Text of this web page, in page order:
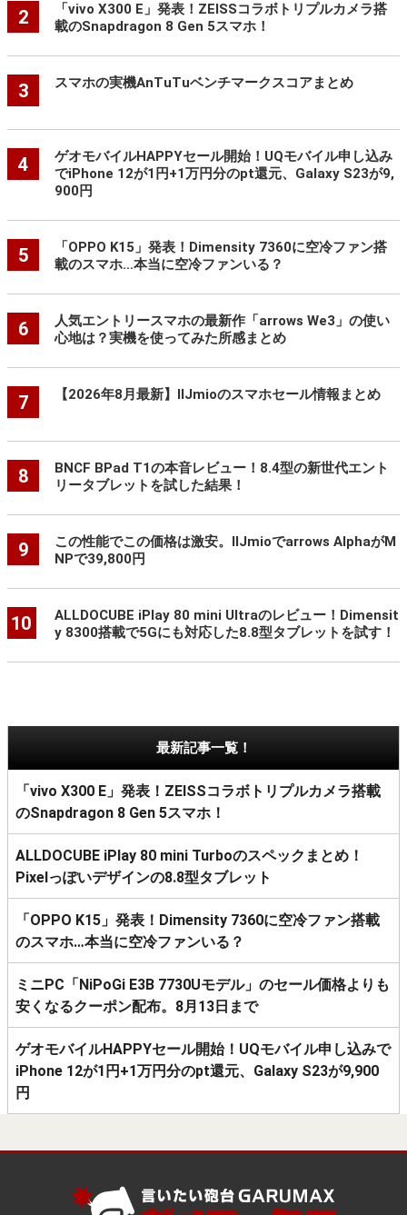
2
「vivo X300 E」発表！ZEISSコラボトリプルカメラ搭
載のSnapdragon 8 Gen 5スマホ！
3 スマホの実機AnTuTuベンチマークスコアまとめ
4
ゲオモバイルHAPPYセール開始！UQモバイル申し込み
でiPhone 12が1円+1万円分のpt還元、Galaxy S23が9,
900円
5
「OPPO K15」発表！Dimensity 7360に空冷ファン搭
載のスマホ…本当に空冷ファンいる？
6
人気エントリースマホの最新作「arrows We3」の使い
心地は？実機を使ってみた所感まとめ
7 【2026年8月最新】IIJmioのスマホセール情報まとめ
8
BNCF BPad T1の本音レビュー！8.4型の新世代エント
リータブレットを試した結果！
9
この性能でこの価格は激安。IIJmioでarrows AlphaがM
NPで39,800円
10
ALLDOCUBE iPlay 80 mini Ultraのレビュー！Dimensit
y 8300搭載で5Gにも対応した8.8型タブレットを試す！
最新記事一覧！
「vivo X300 E」発表！ZEISSコラボトリプルカメラ搭載
のSnapdragon 8 Gen 5スマホ！
ALLDOCUBE iPlay 80 mini Turboのスペックまとめ！
Pixelっぽいデザインの8.8型タブレット
「OPPO K15」発表！Dimensity 7360に空冷ファン搭載
のスマホ…本当に空冷ファンいる？
ミニPC「NiPoGi E3B 7730Uモデル」のセール価格よりも
安くなるクーポン配布。8月13日まで
ゲオモバイルHAPPYセール開始！UQモバイル申し込みで
iPhone 12が1円+1万円分のpt還元、Galaxy S23が9,900
円